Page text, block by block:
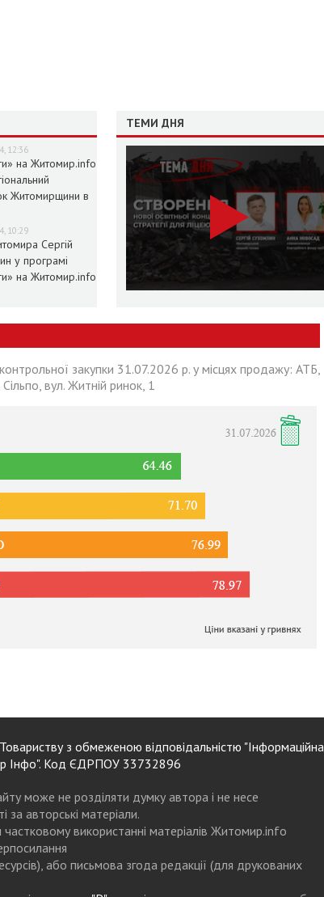
12:36
на Житомир.info
Житомирщини в
10:29
Сергій
у програмі
на Житомир.info
ТЕМИ ДНЯ
закупки 31.07.2026 р. у місцях продажу: АТБ,
вул. Житній ринок, 1
з обмеженою відповідальністю "Інформаційна
Інфо". Код ЄДРПОУ 33732896
може не розділяти думку автора і не несе
за авторські матеріали.
використанні матеріалів Житомир.info
або письмова згода редакції (для друкованих